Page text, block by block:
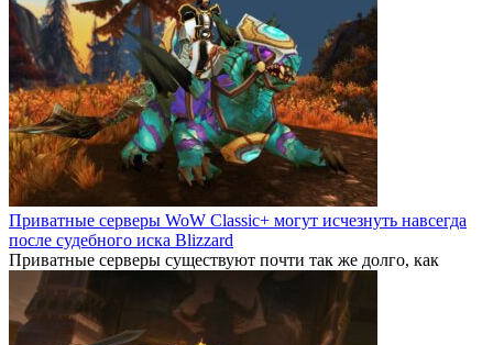
Приватные серверы WoW Classic+ могут исчезнуть навсегда
после судебного иска Blizzard
Приватные серверы существуют почти так же долго, как